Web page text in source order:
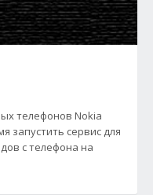
телефонов Nokia
запустить сервис для
с телефона на